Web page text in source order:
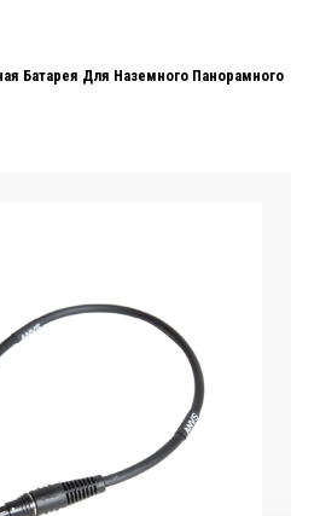
Батарея Для Наземного Панорамного